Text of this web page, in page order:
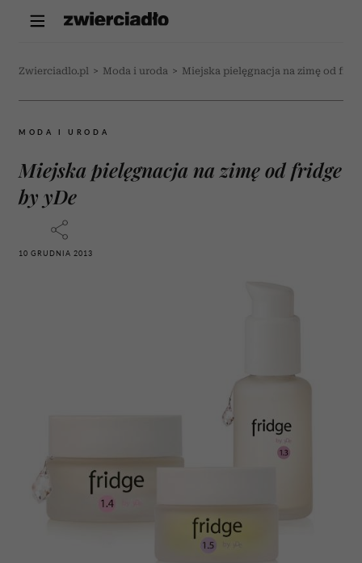
Zwierciadlo.pl > Moda i uroda > Miejska pielęgnacja na zimę od
MODA I URODA
Miejska pielęgnacja na zimę od fridge
by yDe
10 GRUDNIA 2013